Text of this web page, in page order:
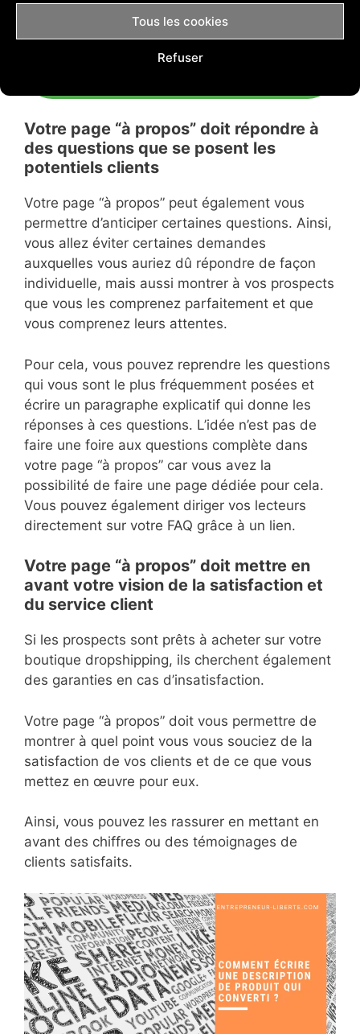
Tous les cookies
Refuser
Essayer Shopify gratuitement pendant 14
Votre page “à propos” doit répondre à
des questions que se posent les
potentiels clients
Votre page “à propos” peut également vous
permettre d’anticiper certaines questions. Ainsi,
vous allez éviter certaines demandes
auxquelles vous auriez dû répondre de façon
individuelle, mais aussi montrer à vos prospects
que vous les comprenez parfaitement et que
vous comprenez leurs attentes.
Pour cela, vous pouvez reprendre les questions
qui vous sont le plus fréquemment posées et
écrire un paragraphe explicatif qui donne les
réponses à ces questions. L’idée n’est pas de
faire une foire aux questions complète dans
votre page “à propos” car vous avez la
possibilité de faire une page dédiée pour cela.
Vous pouvez également diriger vos lecteurs
directement sur votre FAQ grâce à un lien.
Votre page “à propos” doit mettre en
avant votre vision de la satisfaction et
du service client
Si les prospects sont prêts à acheter sur votre
boutique dropshipping, ils cherchent également
des garanties en cas d’insatisfaction.
Votre page “à propos” doit vous permettre de
montrer à quel point vous vous souciez de la
satisfaction de vos clients et de ce que vous
mettez en œuvre pour eux.
Ainsi, vous pouvez les rassurer en mettant en
avant des chiffres ou des témoignages de
clients satisfaits.